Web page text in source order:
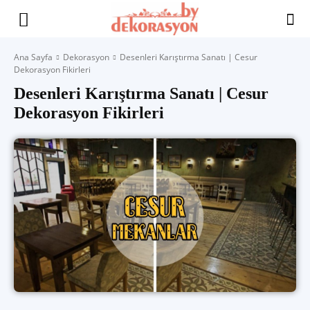
Yaşam
İlham
Ana Sayfa Dekorasyon
Desenleri Karıştırma Sanatı | Cesur
Dekorasyon Fikirleri
Desenleri Karıştırma Sanatı | Cesur
Dekorasyon Fikirleri